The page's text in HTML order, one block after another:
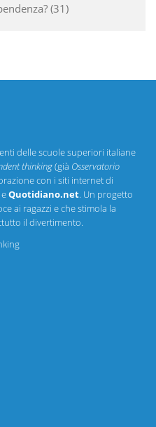
31
delle scuole superiori italiane
thinking(già Osservatorio
con i siti internet di
eQuotidiano.net. Un progetto
ai ragazzi e che stimola la
il divertimento.